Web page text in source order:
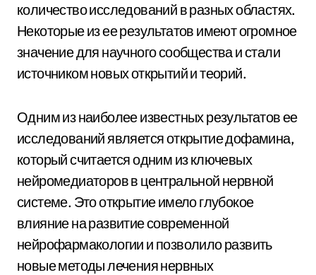
количество исследований в разных областях.
Некоторые из ее результатов имеют огромное
значение для научного сообщества и стали
источником новых открытий и теорий.
Одним из наиболее известных результатов ее
исследований является открытие дофамина,
который считается одним из ключевых
нейромедиаторов в центральной нервной
системе. Это открытие имело глубокое
влияние на развитие современной
нейрофармакологии и позволило развить
новые методы лечения нервных